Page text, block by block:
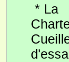
* La